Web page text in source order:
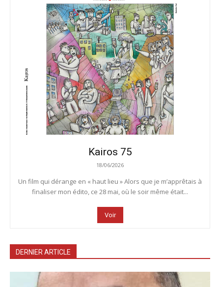
Kairos 75
18/06/2026
Un film qui dérange en « haut lieu » Alors que je m’apprêtais à
finaliser mon édito, ce 28 mai, où le soir même était...
Voir
DERNIER ARTICLE